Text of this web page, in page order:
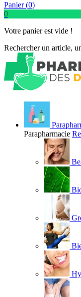
Panier (0)
0
Votre panier est vide !
Rechercher un article,
Parapharmacie